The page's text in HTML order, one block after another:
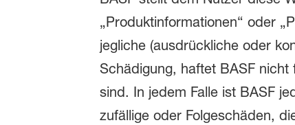
„Produktinformationen“ oder
jegliche (ausdrückliche oder
Schädigung, haftet BASF
sind. In jedem Falle ist BASF
zufällige oder Folgeschäden,